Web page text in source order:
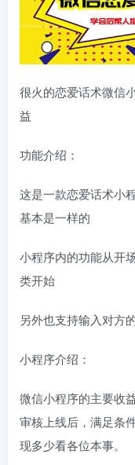
很火的恋爱话术微信
益
功能介绍：
这是一款恋爱话术小
基本是一样的
小程序内的功能从开
类开始
另外也支持输入对方
小程序介绍：
微信小程序的主要收
审核上线后，满足条
现多少看各位本事。